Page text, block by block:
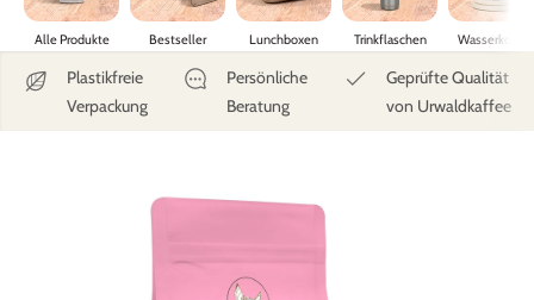
Alle Produkte Bestseller Lunchboxen Trinkflaschen Wasserkocher
Plastikfreie
Verpackung
Persönliche
Beratung
Geprüfte Qualität
von Urwaldkaffee